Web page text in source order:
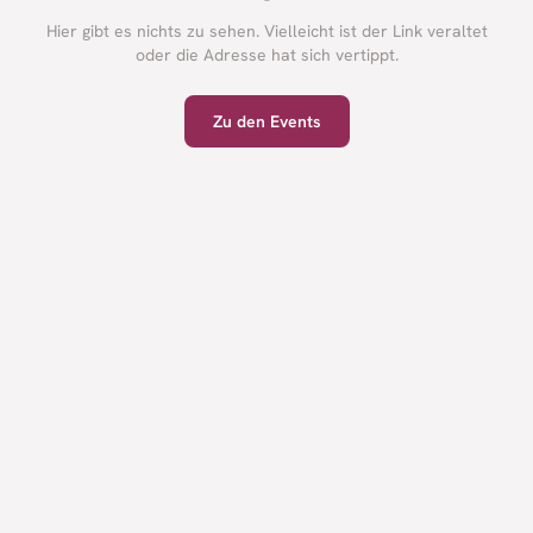
Hier gibt es nichts zu sehen. Vielleicht ist der Link veraltet
oder die Adresse hat sich vertippt.
Zu den Events